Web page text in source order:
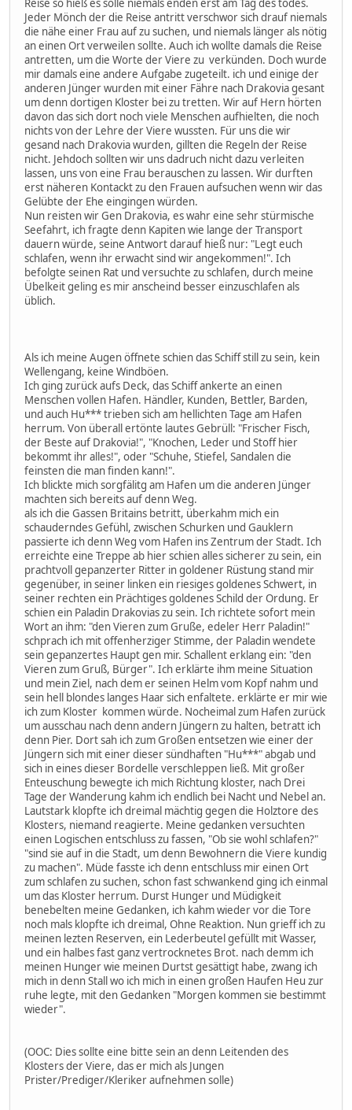
Reise so hieß es solle niemals enden erst am Tag des todes.
Jeder Mönch der die Reise antritt verschwor sich drauf niemals
die nähe einer Frau auf zu suchen, und niemals länger als nötig
an einen Ort verweilen sollte. Auch ich wollte damals die Reise
antretten, um die Worte der Viere zu verkünden. Doch wurde
mir damals eine andere Aufgabe zugeteilt. ich und einige der
anderen Jünger wurden mit einer Fähre nach Drakovia gesant
um denn dortigen Kloster bei zu tretten. Wir auf Hern hörten
davon das sich dort noch viele Menschen aufhielten, die noch
nichts von der Lehre der Viere wussten. Für uns die wir
gesand nach Drakovia wurden, gillten die Regeln der Reise
nicht. Jehdoch sollten wir uns dadruch nicht dazu verleiten
lassen, uns von eine Frau berauschen zu lassen. Wir durften
erst näheren Kontackt zu den Frauen aufsuchen wenn wir das
Gelübte der Ehe eingingen würden.
Nun reisten wir Gen Drakovia, es wahr eine sehr stürmische
Seefahrt, ich fragte denn Kapiten wie lange der Transport
dauern würde, seine Antwort darauf hieß nur: "Legt euch
schlafen, wenn ihr erwacht sind wir angekommen!". Ich
befolgte seinen Rat und versuchte zu schlafen, durch meine
Übelkeit geling es mir anscheind besser einzuschlafen als
üblich.
Als ich meine Augen öffnete schien das Schiff still zu sein, kein
Wellengang, keine Windböen.
Ich ging zurück aufs Deck, das Schiff ankerte an einen
Menschen vollen Hafen. Händler, Kunden, Bettler, Barden,
und auch Hu*** trieben sich am hellichten Tage am Hafen
herrum. Von überall ertönte lautes Gebrüll: "Frischer Fisch,
der Beste auf Drakovia!", "Knochen, Leder und Stoff hier
bekommt ihr alles!", oder "Schuhe, Stiefel, Sandalen die
feinsten die man finden kann!".
Ich blickte mich sorgfälitg am Hafen um die anderen Jünger
machten sich bereits auf denn Weg.
als ich die Gassen Britains betritt, überkahm mich ein
schauderndes Gefühl, zwischen Schurken und Gauklern
passierte ich denn Weg vom Hafen ins Zentrum der Stadt. Ich
erreichte eine Treppe ab hier schien alles sicherer zu sein, ein
prachtvoll gepanzerter Ritter in goldener Rüstung stand mir
gegenüber, in seiner linken ein riesiges goldenes Schwert, in
seiner rechten ein Prächtiges goldenes Schild der Ordung. Er
schien ein Paladin Drakovias zu sein. Ich richtete sofort mein
Wort an ihm: "den Vieren zum Gruße, edeler Herr Paladin!"
schprach ich mit offenherziger Stimme, der Paladin wendete
sein gepanzertes Haupt gen mir. Schallent erklang ein: "den
Vieren zum Gruß, Bürger". Ich erklärte ihm meine Situation
und mein Ziel, nach dem er seinen Helm vom Kopf nahm und
sein hell blondes langes Haar sich enfaltete. erklärte er mir wie
ich zum Kloster kommen würde. Nocheimal zum Hafen zurück
um ausschau nach denn andern Jüngern zu halten, betratt ich
denn Pier. Dort sah ich zum Großen entsetzen wie einer der
Jüngern sich mit einer dieser sündhaften "Hu***" abgab und
sich in eines dieser Bordelle verschleppen ließ. Mit großer
Enteuschung bewegte ich mich Richtung kloster, nach Drei
Tage der Wanderung kahm ich endlich bei Nacht und Nebel an.
Lautstark klopfte ich dreimal mächtig gegen die Holztore des
Klosters, niemand reagierte. Meine gedanken versuchten
einen Logischen entschluss zu fassen, "Ob sie wohl schlafen?"
"sind sie auf in die Stadt, um denn Bewohnern die Viere kundig
zu machen". Müde fasste ich denn entschluss mir einen Ort
zum schlafen zu suchen, schon fast schwankend ging ich einmal
um das Kloster herrum. Durst Hunger und Müdigkeit
benebelten meine Gedanken, ich kahm wieder vor die Tore
noch mals klopfte ich dreimal, Ohne Reaktion. Nun grieff ich zu
meinen lezten Reserven, ein Lederbeutel gefüllt mit Wasser,
und ein halbes fast ganz vertrocknetes Brot. nach demm ich
meinen Hunger wie meinen Durtst gesättigt habe, zwang ich
mich in denn Stall wo ich mich in einen großen Haufen Heu zur
ruhe legte, mit den Gedanken "Morgen kommen sie bestimmt
wieder".
(OOC: Dies sollte eine bitte sein an denn Leitenden des
Klosters der Viere, das er mich als Jungen
Prister/Prediger/Kleriker aufnehmen solle)